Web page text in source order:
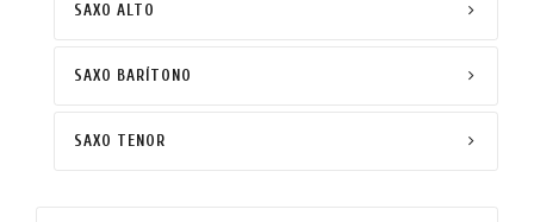
SAXO ALTO
SAXO BARÍTONO
SAXO TENOR